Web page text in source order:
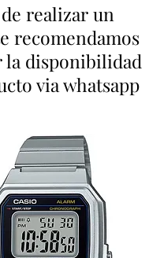
realizar un
recomendamos
la disponibilidad
via whatsapp